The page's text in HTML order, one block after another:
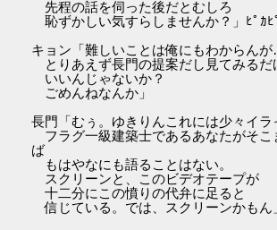
先程の話を伺った後だとむしろ
恥ずかしい気すらしませんか？」ﾋﾟｶﾋ
キョン「難しいことは俺にもわからん
とりあえず長門の提案だし見てみるだ
いいんじゃないか？
ごめんねなんか」
長門「むぅ。ゆきりんこれには少々イラ
フラグ一級建築士であるあなたがそこ
ば
もはやなにも語ることはない。
スクリーンと、このビデオテープが
十二分にこの憤りの代弁に足ると
信じている。では、スクリーンかもん